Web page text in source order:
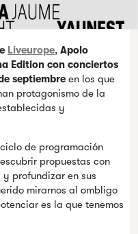
Liveurope, Apolo
Edition con conciertos
septiembre en los que
protagonismo de la
y
de programación
propuestas con
profundizar en sus
mirarnos al ombligo
es la que tenemos